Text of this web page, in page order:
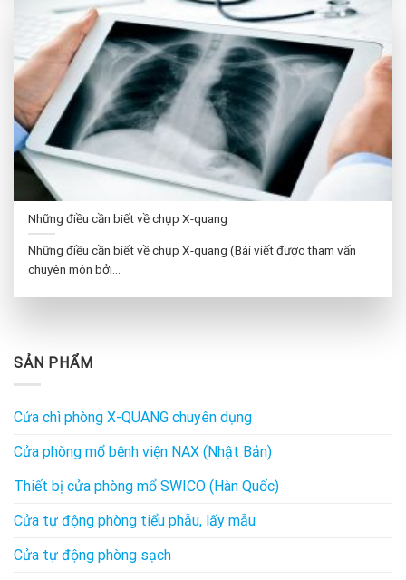
SẢN PHẨM
Cửa chì phòng X-QUANG chuyên dụng
Cửa phòng mổ bệnh viện NAX (Nhật Bản)
Thiết bị cửa phòng mổ SWICO (Hàn Quốc)
Cửa tự động phòng tiểu phẫu, lấy mẫu
Cửa tự động phòng sạch
Những điều cần biết về chụp X-quang
Những điều cần biết về chụp X-quang (Bài viết được tham vấn
chuyên môn bởi...